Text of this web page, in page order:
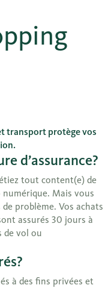
transport protège vos
d’assurance?
tout content(e) de
Mais vous
problème. Vos achats
assurés 30 jours à
de vol ou
à des fins privées et